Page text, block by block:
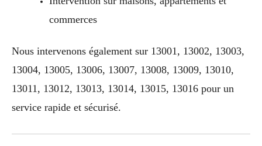
commerces
Nous intervenons également sur 13001, 13002, 13003,
13004, 13005, 13006, 13007, 13008, 13009, 13010,
13011, 13012, 13013, 13014, 13015, 13016 pour un
service rapide et sécurisé.